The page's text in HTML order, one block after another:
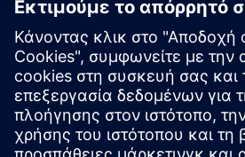
SITRANS TH320/
Το SITRANS TH320/420 παρέχει
θερμοκρασίας. Η λειτουργία
αντιγράφων ασφαλείας του TH420
απρόσκοπτη εγγραφή δεδομένων,